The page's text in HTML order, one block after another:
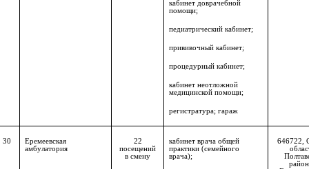
кабинет доврачебной
помощи;
педиатрический кабинет;
прививочный кабинет;
процедурный кабинет;
кабинет неотложной
медицинской помощи;
регистратура; гараж
30
Еремеевская
амбулатория
22
посещений
в смену
кабинет врача общей
практики (семейного
врача);
646722,